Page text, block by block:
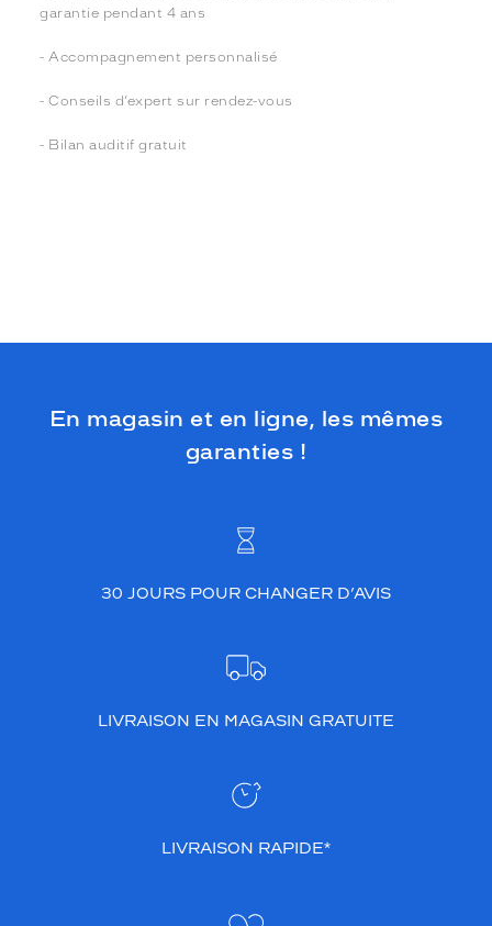
garantie pendant 4 ans
- Accompagnement personnalisé
- Conseils d’expert sur rendez-vous
- Bilan auditif gratuit
En magasin et en ligne, les mêmes
garanties !
30 JOURS POUR CHANGER D’AVIS
LIVRAISON EN MAGASIN GRATUITE
LIVRAISON RAPIDE*